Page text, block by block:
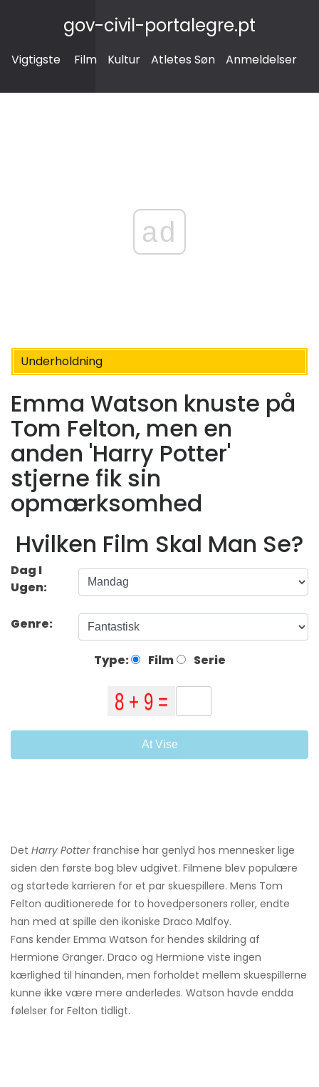
gov-civil-portalegre.pt
Vigtigste Film Kultur Atletes Søn Anmeldelser
ad
Underholdning
Emma Watson knuste på
Tom Felton, men en
anden 'Harry Potter'
stjerne fik sin
opmærksomhed
Hvilken Film Skal Man Se?
Dag I
Ugen:
Genre:
Type: Film Serie
At Vise
Det Harry Potterfranchise har genlyd hos mennesker lige
siden den første bog blev udgivet. Filmene blev populære
og startede karrieren for et par skuespillere. Mens Tom
Felton auditionerede for to hovedpersoners roller, endte
han med at spille den ikoniske Draco Malfoy.
Fans kender Emma Watson for hendes skildring af
Hermione Granger. Draco og Hermione viste ingen
kærlighed til hinanden, men forholdet mellem skuespillerne
kunne ikke være mere anderledes. Watson havde endda
følelser for Felton tidligt.